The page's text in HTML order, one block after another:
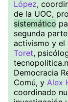
López,
de la UOC,
sistemático
segunda
activismo y el
Toret,
Democracia
Comú, y Alex
coordinado